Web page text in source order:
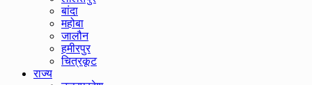
बांदा
महोबा
जालौन
हमीरपुर
चित्रकूट
राज्य